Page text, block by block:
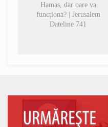
Hamas, dar oare va
funcționa? | Jerusalem
Dateline 741